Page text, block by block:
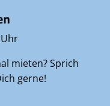
mieten? Sprich
gerne!